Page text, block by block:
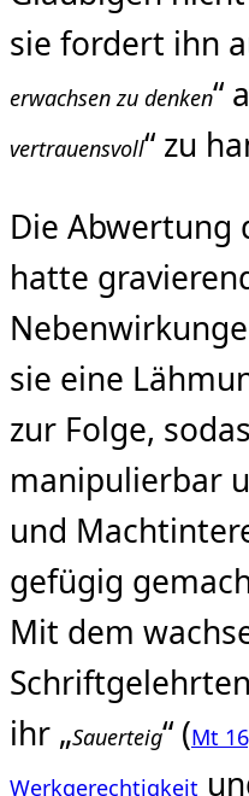
sie fordert ihn
erwachsen zu denken“
vertrauensvoll“ zu
Die Abwertung
hatte
sie eine
zur Folge,
manipulierbar
und
gefügig
Mit dem
ihr „Sauerteig“ (Mt
Werkgerechtigkeit